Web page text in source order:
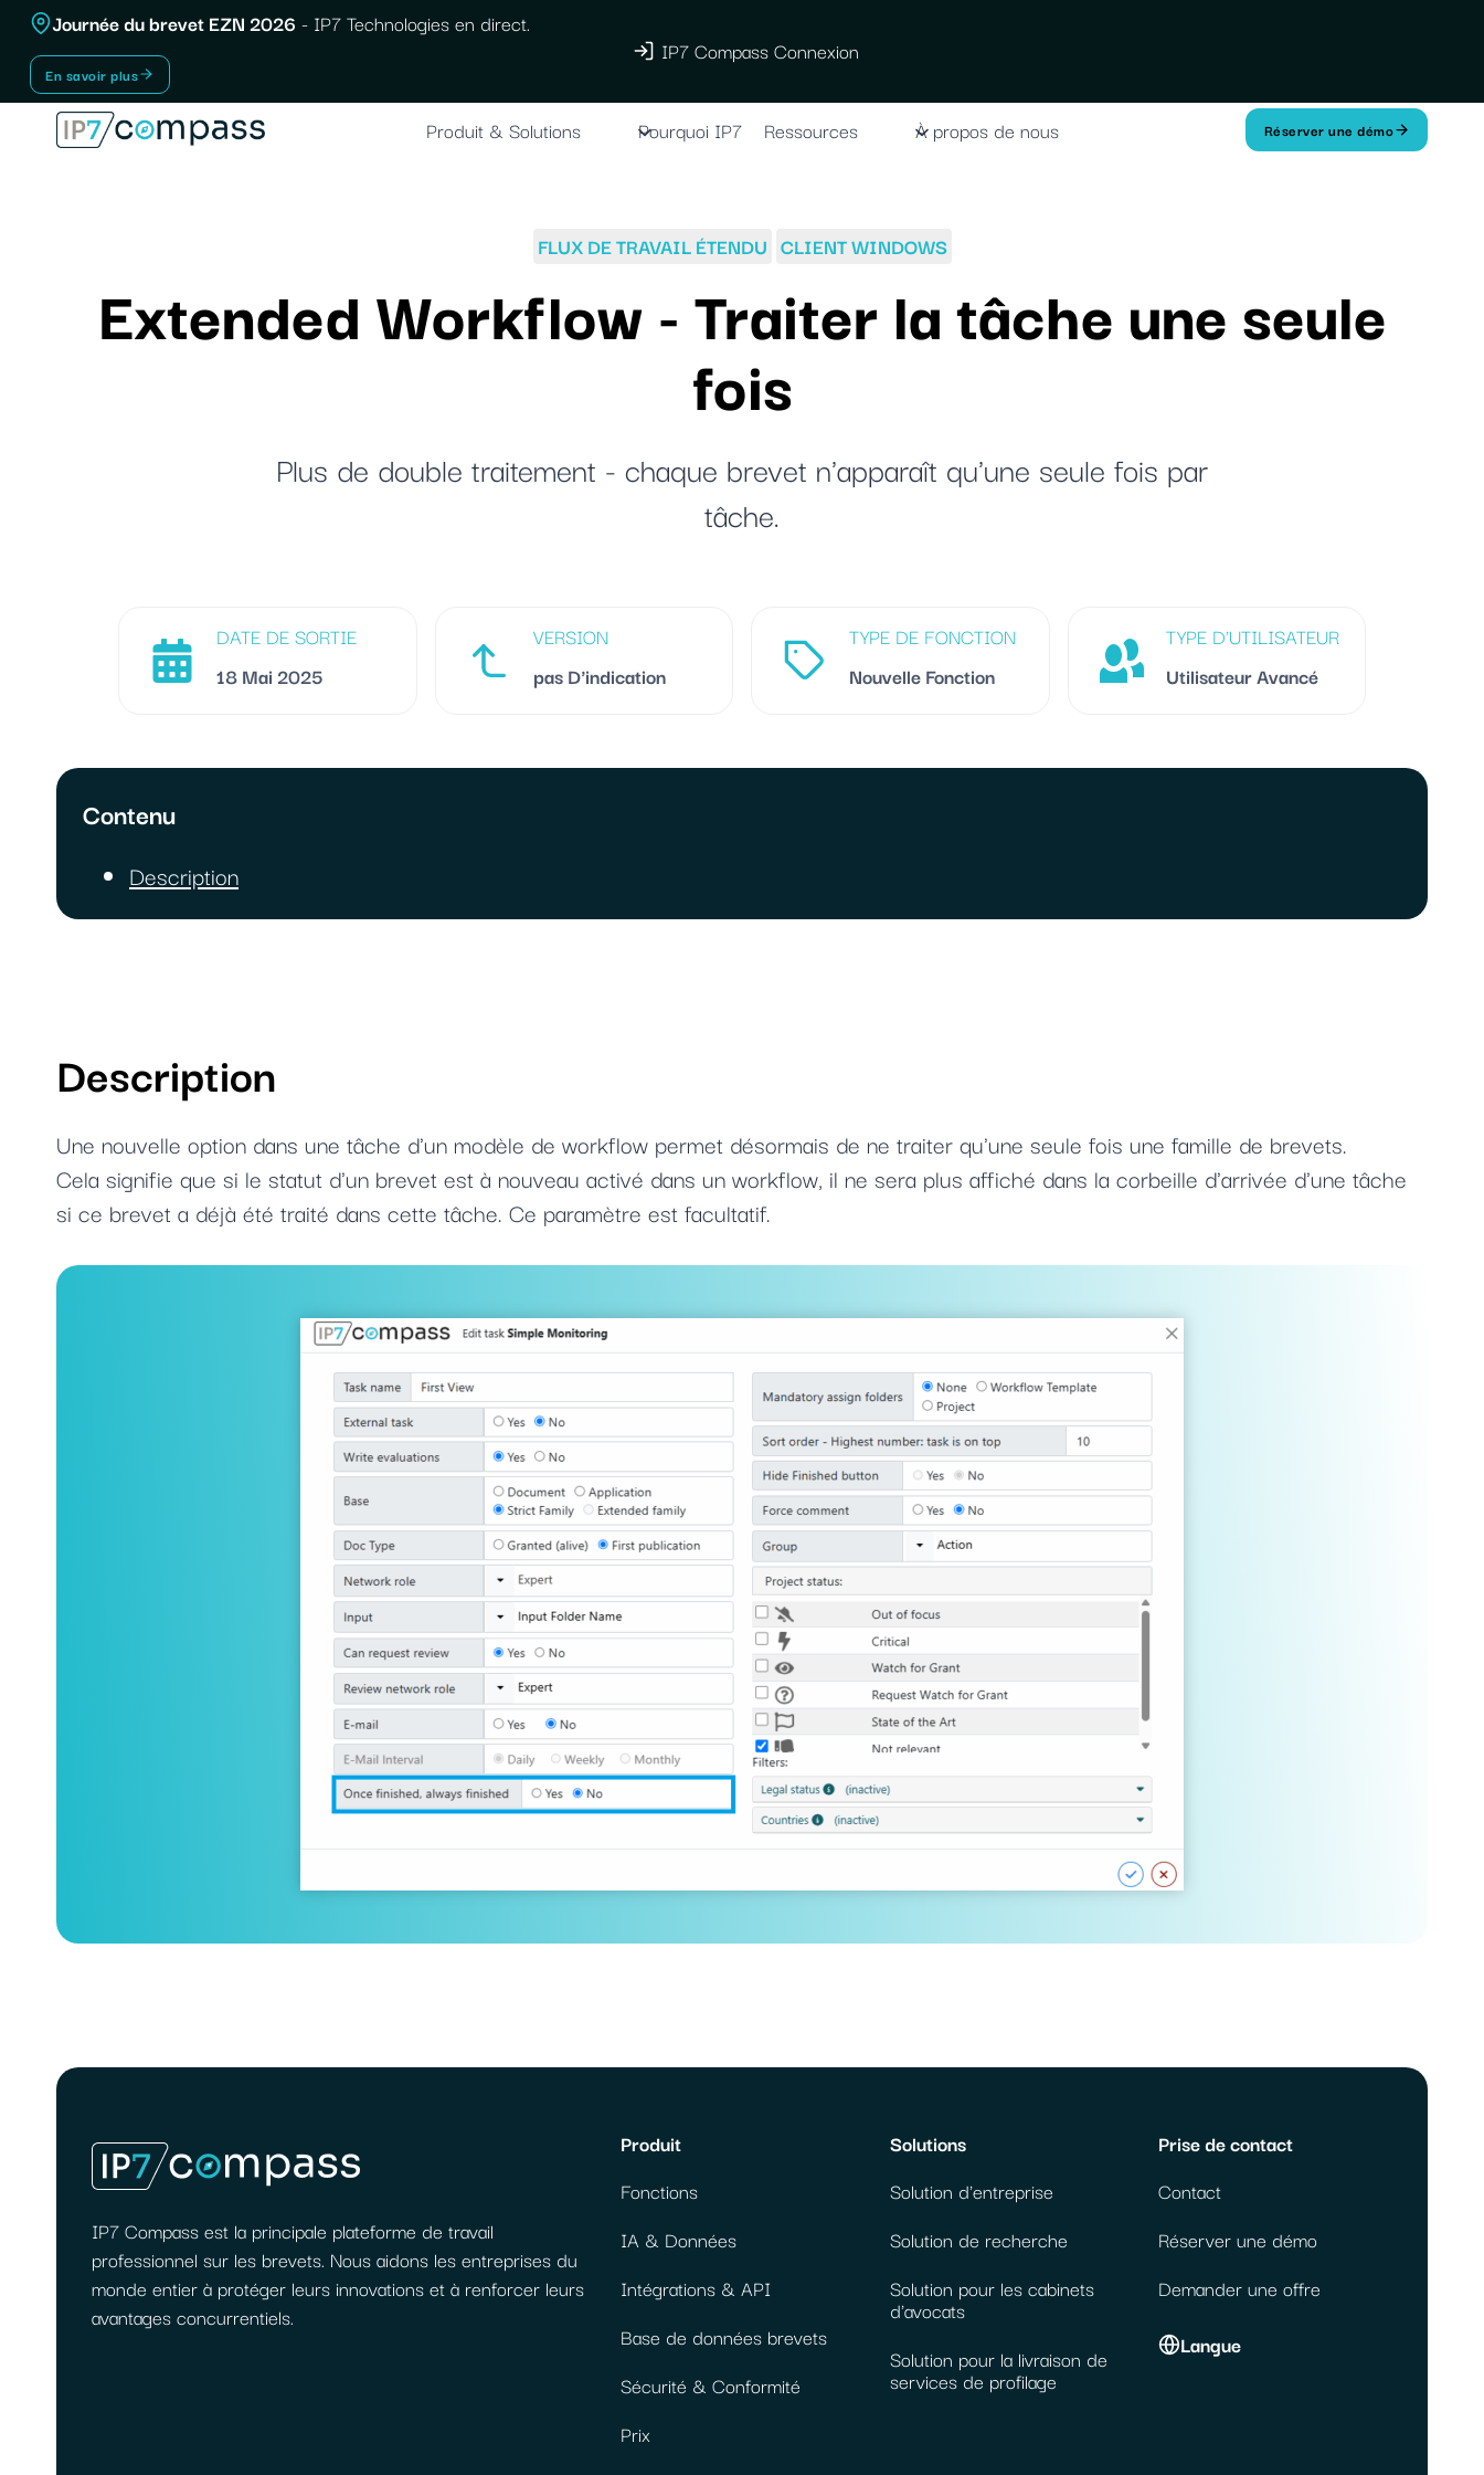
Aller
contenu
Journée du brevet EZN 2026 - IP7 Technologies en direct.
En savoir plus
IP7 Compass Connexion
Produit & Solutions Pourquoi IP7 Ressources À propos de nous Réserver une démo
FLUX DE TRAVAIL ÉTENDU CLIENT WINDOWS
Extended Workflow - Traiter la tâche une seule
fois
Plus de double traitement - chaque brevet n'apparaît qu'une seule fois par
tâche.
DATE DE SORTIE
18 Mai 2025
VERSION
pas D'indication
TYPE DE FONCTION
Nouvelle Fonction
TYPE D'UTILISATEUR
Utilisateur Avancé
Contenu
Description
Description
Une nouvelle option dans une tâche d'un modèle de workflow permet désormais de ne traiter qu'une seule fois une famille de brevets.
Cela signifie que si le statut d'un brevet est à nouveau activé dans un workflow, il ne sera plus affiché dans la corbeille d'arrivée d'une tâche
si ce brevet a déjà été traité dans cette tâche. Ce paramètre est facultatif.
IP7 Compass est la principale plateforme de travail
professionnel sur les brevets. Nous aidons les entreprises du
monde entier à protéger leurs innovations et à renforcer leurs
avantages concurrentiels.
Produit
Fonctions
IA & Données
Intégrations & API
Base de données brevets
Sécurité & Conformité
Prix
Solutions
Solution d'entreprise
Solution de recherche
Solution pour les cabinets
d'avocats
Solution pour la livraison de
services de profilage
Prise de contact
Contact
Réserver une démo
Demander une offre
Langue